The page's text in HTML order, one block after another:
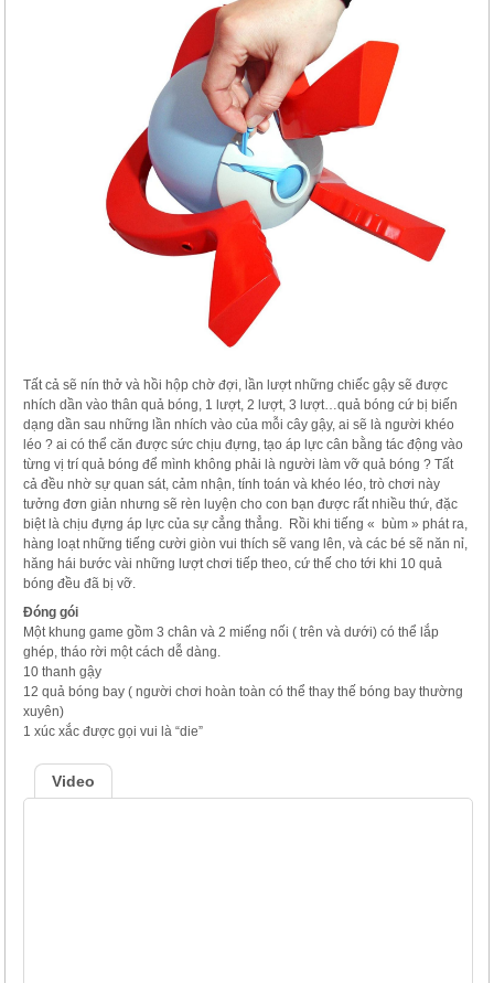
Tất cả sẽ nín thở và hồi hộp chờ đợi, lần lượt những chiếc gậy sẽ được
nhích dần vào thân quả bóng, 1 lượt, 2 lượt, 3 lượt…quả bóng cứ bị biến
dạng dần sau những lần nhích vào của mỗi cây gậy, ai sẽ là người khéo
léo ? ai có thể căn được sức chịu đựng, tạo áp lực cân bằng tác động vào
từng vị trí quả bóng để mình không phải là người làm vỡ quả bóng ? Tất
cả đều nhờ sự quan sát, cảm nhận, tính toán và khéo léo, trò chơi này
tưởng đơn giản nhưng sẽ rèn luyện cho con bạn được rất nhiều thứ, đặc
biệt là chịu đựng áp lực của sự cẳng thẳng. Rồi khi tiếng « bùm » phát ra,
hàng loạt những tiếng cười giòn vui thích sẽ vang lên, và các bé sẽ năn nỉ,
hăng hái bước vài những lượt chơi tiếp theo, cứ thế cho tới khi 10 quả
bóng đều đã bị vỡ.
Đóng gói
Một khung game gồm 3 chân và 2 miếng nối ( trên và dưới) có thể lắp
ghép, tháo rời một cách dễ dàng.
10 thanh gậy
12 quả bóng bay ( người chơi hoàn toàn có thể thay thế bóng bay thường
xuyên)
1 xúc xắc được gọi vui là “die”
Video